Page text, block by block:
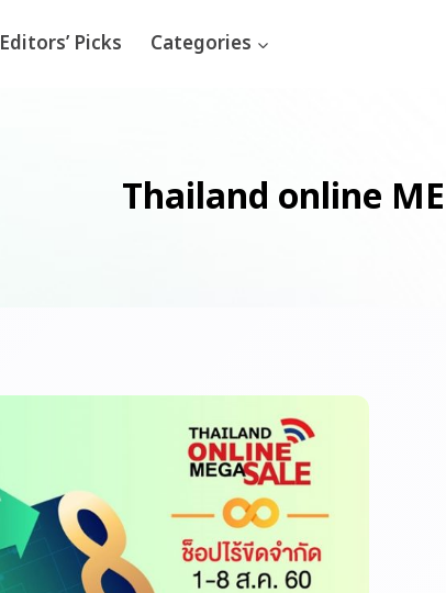
Editors’ Picks Categories
Thailand online